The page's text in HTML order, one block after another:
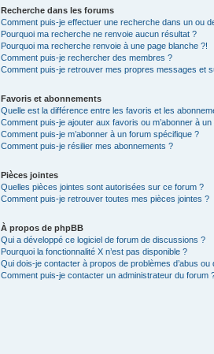
Recherche dans les forums
Comment puis-je effectuer une recherche dans un ou
Pourquoi ma recherche ne renvoie aucun résultat ?
Pourquoi ma recherche renvoie à une page blanche ?!
Comment puis-je rechercher des membres ?
Comment puis-je retrouver mes propres messages et
Favoris et abonnements
Quelle est la différence entre les favoris et les
Comment puis-je ajouter aux favoris ou m’abonner à
Comment puis-je m’abonner à un forum spécifique ?
Comment puis-je résilier mes abonnements ?
Pièces jointes
Quelles pièces jointes sont autorisées sur ce forum ?
Comment puis-je retrouver toutes mes pièces jointes ?
À propos de phpBB
Qui a développé ce logiciel de forum de discussions ?
Pourquoi la fonctionnalité X n’est pas disponible ?
Qui dois-je contacter à propos de problèmes d’abus ou
Comment puis-je contacter un administrateur du forum